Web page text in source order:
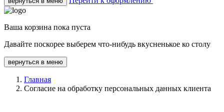
Ваша корзина пока пуста
Давайте поскорее выберем что-нибудь вкусненькое ко столу
вернуться в меню
Главная
Согласие на обработку персональных данных клиента